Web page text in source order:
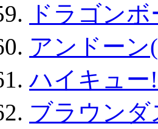
ドラゴン
アンドーン
ハイキュー
ブラウン